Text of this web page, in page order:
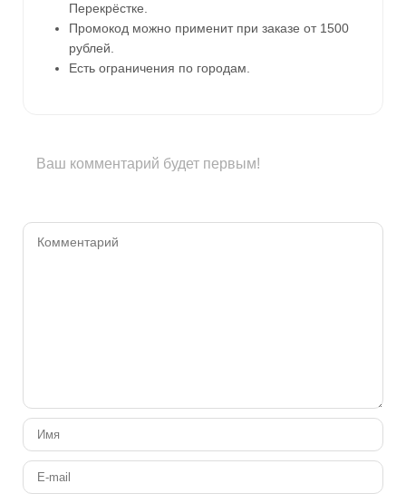
Перекрёстке.
Промокод можно применит при заказе от 1500
рублей.
Есть ограничения по городам.
Ваш комментарий будет первым!